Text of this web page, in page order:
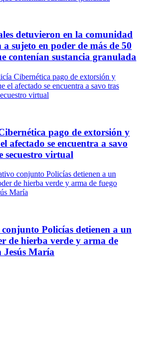
detuvieron en la comunidad
sujeto en poder de más de 50
contenían sustancia granulada
pago de extorsión y
afectado se encuentra a savo
secuestro virtual
Policías detienen a un
de hierba verde y arma de
Jesús María